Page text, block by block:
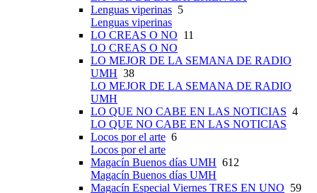
Lenguas viperinas 5
Lenguas viperinas
LO CREAS O NO 11
LO CREAS O NO
LO MEJOR DE LA SEMANA DE RADIO
UMH 38
LO MEJOR DE LA SEMANA DE RADIO
UMH
LO QUE NO CABE EN LAS NOTICIAS 4
LO QUE NO CABE EN LAS NOTICIAS
Locos por el arte 6
Locos por el arte
Magacín Buenos días UMH 612
Magacín Buenos días UMH
Magacín Especial Viernes TRES EN UNO 59